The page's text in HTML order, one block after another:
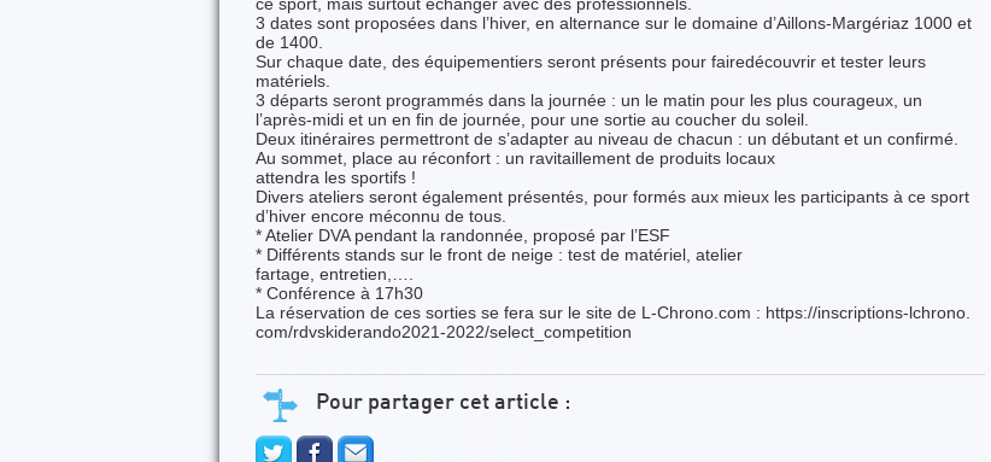
3 dates sont proposées dans l’hiver, en alternance sur le domaine d’Aillons-Margériaz 1000 et
de 1400.
Sur chaque date, des équipementiers seront présents pour fairedécouvrir et tester leurs
matériels.
3 départs seront programmés dans la journée : un le matin pour les plus courageux, un
l’après-midi et un en fin de journée, pour une sortie au coucher du soleil.
Deux itinéraires permettront de s’adapter au niveau de chacun : un débutant et un confirmé.
Au sommet, place au réconfort : un ravitaillement de produits locaux
attendra les sportifs !
Divers ateliers seront également présentés, pour formés aux mieux les participants à ce sport
d’hiver encore méconnu de tous.
* Atelier DVA pendant la randonnée, proposé par l’ESF
* Différents stands sur le front de neige : test de matériel, atelier
fartage, entretien,….
* Conférence à 17h30
La réservation de ces sorties se fera sur le site de L-Chrono.com : https://inscriptions-lchrono.
com/rdvskiderando2021-2022/select_competition
Pour partager cet article :